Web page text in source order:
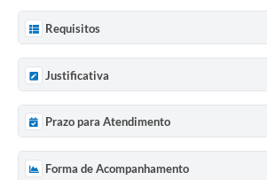
Requisitos
Justificativa
Prazo para Atendimento
Forma de Acompanhamento